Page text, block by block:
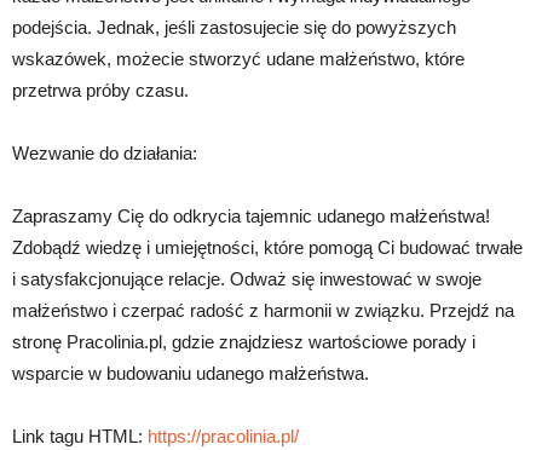
podejścia. Jednak, jeśli zastosujecie się do powyższych
wskazówek, możecie stworzyć udane małżeństwo, które
przetrwa próby czasu.
Wezwanie do działania:
Zapraszamy Cię do odkrycia tajemnic udanego małżeństwa!
Zdobądź wiedzę i umiejętności, które pomogą Ci budować trwałe
i satysfakcjonujące relacje. Odważ się inwestować w swoje
małżeństwo i czerpać radość z harmonii w związku. Przejdź na
stronę Pracolinia.pl, gdzie znajdziesz wartościowe porady i
wsparcie w budowaniu udanego małżeństwa.
Link tagu HTML: https://pracolinia.pl/